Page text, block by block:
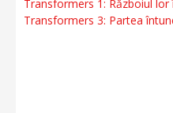
Transformers 1: Războiul
Transformers 3: Partea